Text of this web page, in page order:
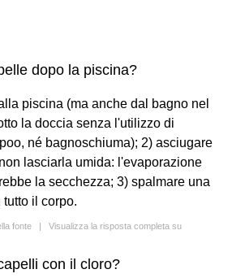
dopo la piscina?
piscina (ma anche dal bagno nel
la doccia senza l'utilizzo di
né bagnoschiuma); 2) asciugare
lasciarla umida: l'evaporazione
la secchezza; 3) spalmare una
il corpo.
fonte | Visualizza la risposta completa su
con il cloro?